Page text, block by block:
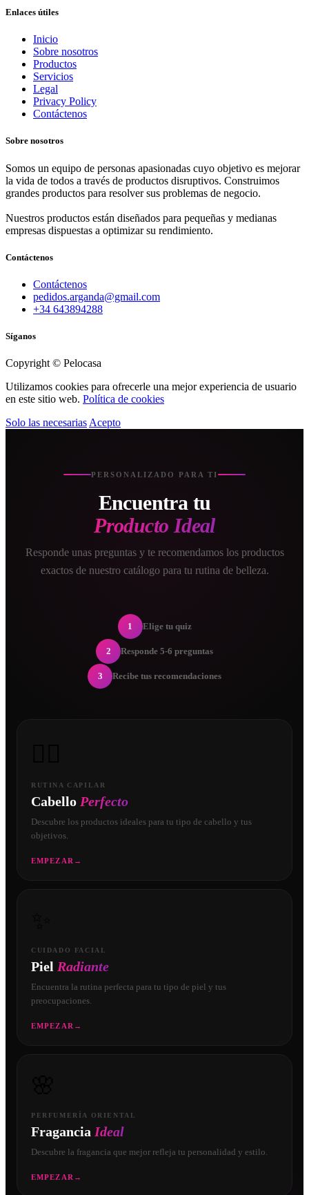
Enlaces útiles
Inicio
Sobre nosotros
Productos
Servicios
Legal
Privacy Policy
Contáctenos
Sobre nosotros
Somos un equipo de personas apasionadas cuyo objetivo es mejorar
la vida de todos a través de productos disruptivos. Construimos
grandes productos para resolver sus problemas de negocio.
Nuestros productos están diseñados para pequeñas y medianas
empresas dispuestas a optimizar su rendimiento.
Contáctenos
Contáctenos
pedidos.arganda@gmail.com
+34 643894288
Síganos
Copyright © Pelocasa
Utilizamos cookies para ofrecerle una mejor experiencia de usuario
en este sitio web. Política de cookies
Solo las necesarias Acepto
PERSONALIZADO PARA TI
Encuentra tu
Producto Ideal
Responde unas preguntas y te recomendamos los productos
exactos de nuestro catálogo para tu rutina de belleza.
1 Elige tu quiz
2 Responde 5-6 preguntas
3 Recibe tus recomendaciones
RUTINA CAPILAR
Cabello Perfecto
Descubre los productos ideales para tu tipo de cabello y tus
objetivos.
EMPEZAR →
CUIDADO FACIAL
Piel Radiante
Encuentra la rutina perfecta para tu tipo de piel y tus
preocupaciones.
EMPEZAR →
PERFUMERÍA ORIENTAL
Fragancia Ideal
Descubre la fragancia que mejor refleja tu personalidad y estilo.
EMPEZAR →